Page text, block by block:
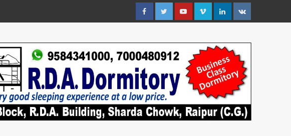
FacebookTwitterYoutubeVimeoLinkedin
VK